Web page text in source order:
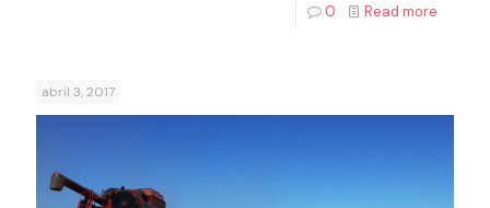
0 Read more
abril 3, 2017